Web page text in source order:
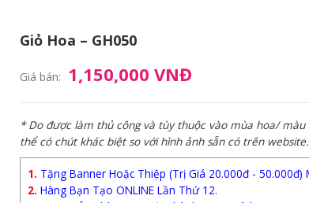
Giỏ Hoa – GH050
Giá bán: 1,150,000 VNĐ
* Do được làm thủ công và tùy thuộc vào mùa hoa/
thể có chút khác biệt so với hình ảnh sẵn có trên website.
1. Tặng Banner Hoặc Thiệp (Trị Giá 20.000đ - 50.000đ)
2. Hàng Bạn Tạo ONLINE Lần Thứ 12.